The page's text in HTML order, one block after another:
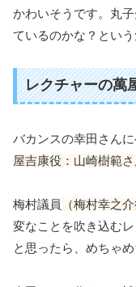
かわいそうです。丸
ているのかな？という
レクチャーの萬
バカンスの幸田さん
屋吉康役：山崎樹範
梅村議員（梅村幸之
変なことを吹き込む
と思ったら、めちゃ